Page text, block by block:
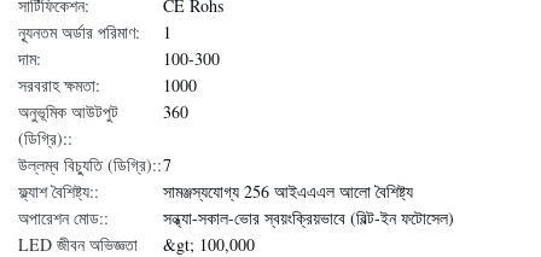
সার্টিফিকেশন:
CE Rohs
ন্যূনতম অর্ডার পরিমাণ:
1
দাম:
100-300
সরবরাহ ক্ষমতা:
1000
অনুভূমিক আউটপুট
(ডিগ্রি)::
360
উল্লম্ব বিচ্যুতি (ডিগ্রি)::7
ফ্ল্যাশ বৈশিষ্ট্য::
সামঞ্জস্যযোগ্য 256 আইএএএল আলো বৈশিষ্ট্য
অপারেশন মোড::
সন্ধ্যা-সকাল-ভোর স্বয়ংক্রিয়ভাবে (বিল্ট-ইন ফটোসেল)
LED জীবন অভিজ্ঞতা
&gt; 100,000